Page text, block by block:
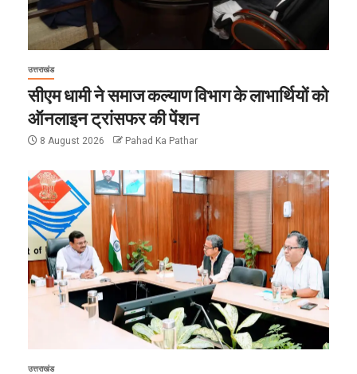
उत्तराखंड
सीएम धामी ने समाज कल्याण विभाग के लाभार्थियों को
ऑनलाइन ट्रांसफर की पेंशन
8 August 2026 Pahad Ka Pathar
उत्तराखंड